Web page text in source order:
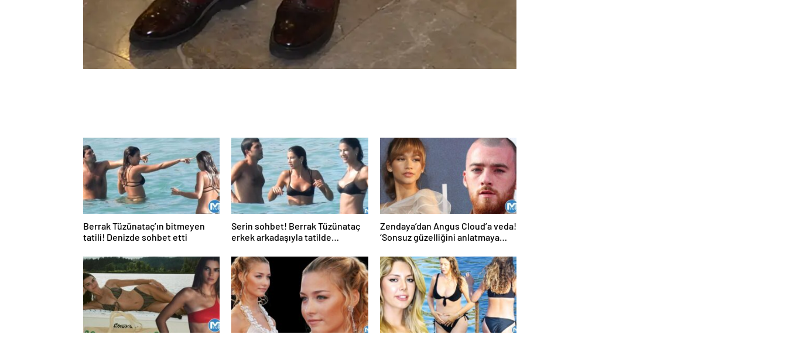
Berrak Tüzünataç’ın bitmeyen
tatili! Denizde sohbet etti
Serin sohbet! Berrak Tüzünataç
erkek arkadaşıyla tatilde…
Zendaya’dan Angus Cloud’a veda!
‘Sonsuz güzelliğini anlatmaya